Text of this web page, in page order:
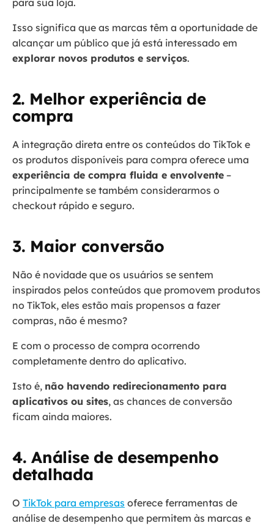
Isso significa que as marcas têm a oportunidade de
alcançar um público que já está interessado em
explorar novos produtos e serviços.
2. Melhor experiência de
compra
A integração direta entre os conteúdos do TikTok e
os produtos disponíveis para compra oferece uma
experiência de compra fluida e envolvente –
principalmente se também considerarmos o
checkout rápido e seguro.
3. Maior conversão
Não é novidade que os usuários se sentem
inspirados pelos conteúdos que promovem produtos
no TikTok, eles estão mais propensos a fazer
compras, não é mesmo?
E com o processo de compra ocorrendo
completamente dentro do aplicativo.
Isto é, não havendo redirecionamento para
aplicativos ou sites, as chances de conversão
ficam ainda maiores.
4. Análise de desempenho
detalhada
O TikTok para empresas oferece ferramentas de
análise de desempenho que permitem às marcas e